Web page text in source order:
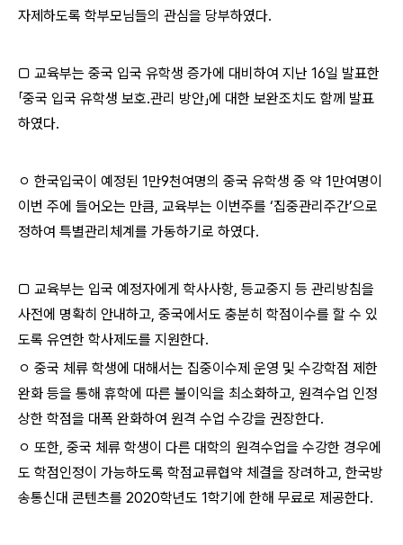
자제하도록 학부모님들의 관심을 당부하였다.
□ 교육부는 중국 입국 유학생 증가에 대비하여 지난 16일 발표한
「중국 입국 유학생 보호․관리 방안」에 대한 보완조치도 함께 발표
하였다.
ㅇ 한국입국이 예정된 1만9천여명의 중국 유학생 중 약 1만여명이
이번 주에 들어오는 만큼, 교육부는 이번주를 ‘집중관리주간’으로
정하여 특별관리체계를 가동하기로 하였다.
□ 교육부는 입국 예정자에게 학사사항, 등교중지 등 관리방침을
사전에 명확히 안내하고, 중국에서도 충분히 학점이수를 할 수 있
도록 유연한 학사제도를 지원한다.
ㅇ 중국 체류 학생에 대해서는 집중이수제 운영 및 수강학점 제한
완화 등을 통해 휴학에 따른 불이익을 최소화하고, 원격수업 인정
상한 학점을 대폭 완화하여 원격 수업 수강을 권장한다.
ㅇ 또한, 중국 체류 학생이 다른 대학의 원격수업을 수강한 경우에
도 학점인정이 가능하도록 학점교류협약 체결을 장려하고, 한국방
송통신대 콘텐츠를 2020학년도 1학기에 한해 무료로 제공한다.